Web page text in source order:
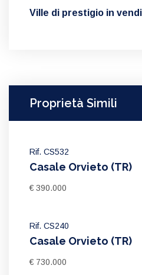
Ville di prestigio in
Proprietà Simili
Rif. CS532
Casale Orvieto (TR)
€ 390.000
Rif. CS240
Casale Orvieto (TR)
€ 730.000